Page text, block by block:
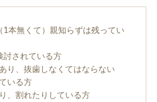
1本無くて）親知らずは残ってい
討されている方
り、抜歯しなくてはならない
いる方
、割れたりしている方